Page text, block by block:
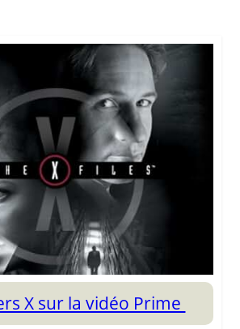
X sur la vidéo Prime